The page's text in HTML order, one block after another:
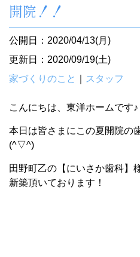
開院！！
公開日：2020/04/13(月)
更新日：2020/09/19(土)
家づくりのこと
スタッフ
こんにちは、東洋ホームです♪
本日は皆さまにこの夏開院の
(^▽^)
田野町乙の【にいさか歯科】
新築頂いております！